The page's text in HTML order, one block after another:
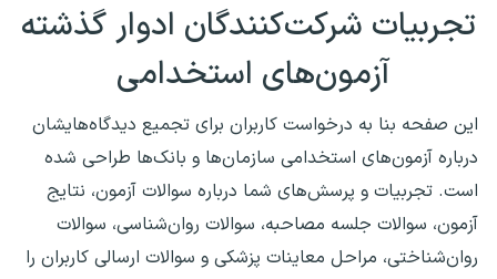
تجربیات شرکت‌کنندگان ادوار گذشته
آزمون‌های استخدامی
این صفحه بنا به درخواست کاربران برای تجمیع دیدگاه‌هایشان
درباره آزمون‌های استخدامی سازمان‌ها و بانک‌ها طراحی شده
است. تجربیات و پرسش‌های شما درباره سوالات آزمون، نتایج
آزمون، سوالات جلسه مصاحبه، سوالات روان‌شناسی، سوالات
روان‌شناختی، مراحل معاینات پزشکی و سوالات ارسالی کاربران را